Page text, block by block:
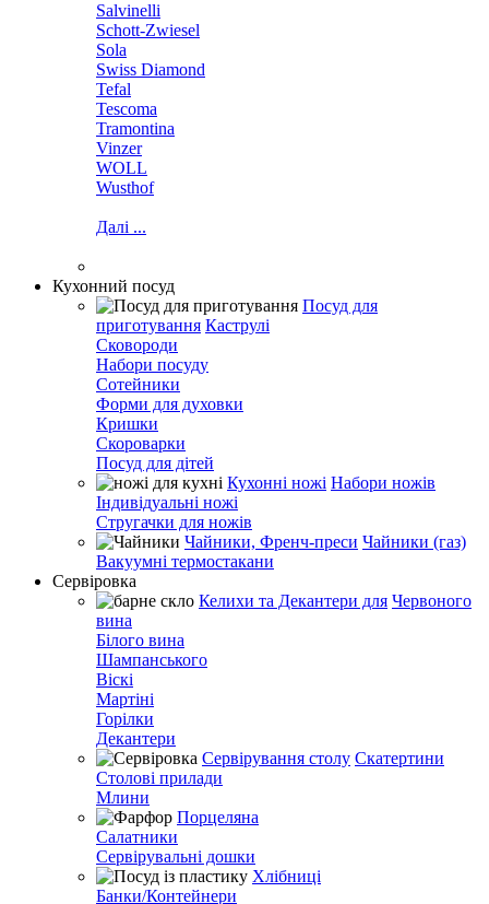
Salvinelli
Schott-Zwiesel
Sola
Swiss Diamond
Tefal
Tescoma
Tramontina
Vinzer
WOLL
Wusthof
Далі ...
Кухонний посуд
Посуд для
приготування Каструлі
Сковороди
Набори посуду
Сотейники
Форми для духовки
Кришки
Скороварки
Посуд для дітей
Кухонні ножі Набори ножів
Індивідуальні ножі
Стругачки для ножів
Чайники, Френч-преси Чайники (газ)
Вакуумні термостакани
Сервіровка
Келихи та Декантери для Червоного
вина
Білого вина
Шампанського
Віскі
Мартіні
Горілки
Декантери
Сервірування столу Скатертини
Столові прилади
Млини
Порцеляна
Салатники
Сервірувальні дошки
Хлібниці
Банки/Контейнери